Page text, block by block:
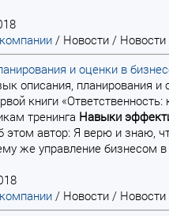
/ Новости / Новости
и оценки в
описания, планирования
книги
тренинга Навыки
этом автор: Я верю и знаю,
же управление бизнесом
/ Новости / Новости